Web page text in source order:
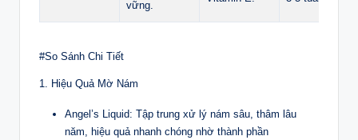
vững.
#So Sánh Chi Tiết
1. Hiệu Quả Mờ Nám
Angel’s Liquid: Tập trung xử lý nám sâu, thâm lâu
năm, hiệu quả nhanh chóng nhờ thành phần